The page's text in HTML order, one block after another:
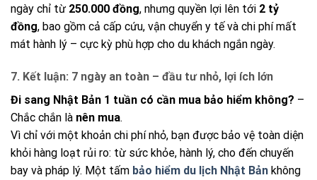
ngày chỉ từ 250.000 đồng, nhưng quyền lợi lên tới 2 tỷ
đồng, bao gồm cả cấp cứu, vận chuyển y tế và chi phí mất
mát hành lý – cực kỳ phù hợp cho du khách ngắn ngày.
7. Kết luận: 7 ngày an toàn – đầu tư nhỏ, lợi ích lớn
Đi sang Nhật Bản 1 tuần có cần mua bảo hiểm không? –
Chắc chắn là nên mua.
Vì chỉ với một khoản chi phí nhỏ, bạn được bảo vệ toàn diện
khỏi hàng loạt rủi ro: từ sức khỏe, hành lý, cho đến chuyến
bay và pháp lý. Một tấm bảo hiểm du lịch Nhật Bản không